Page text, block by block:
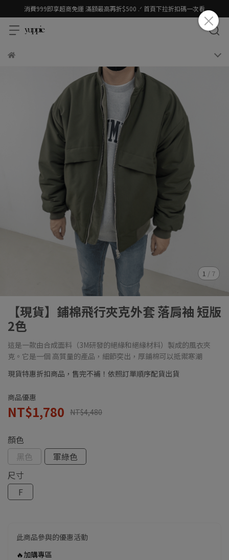
消費999即享超商免運 滿額最高再折$500 .ᐟ 首頁下拉折扣碼一次看
1 / 7
【現貨】鋪棉飛行夾克外套 落肩袖 短版
2色
這是一款由合成面料（3M研發的絕緣和絕緣材料）製成的風衣夾
克。它是一個 高質量的產品，細節突出，厚鋪棉可以抵禦寒潮
現貨特惠折扣商品，售完不補！依照訂單順序配貨出貨
商品優惠
NT$1,780 NT$4,480
顏色
黑色
軍綠色
尺寸
F
此商品參與的優惠活動
🔥加購專區